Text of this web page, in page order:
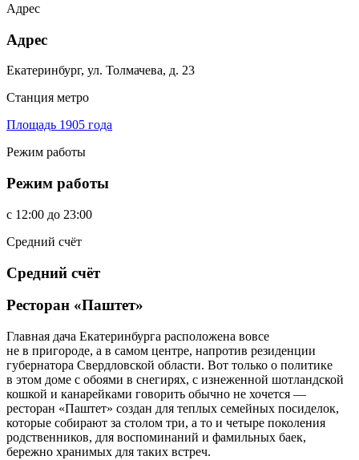
Адрес
Адрес
Екатеринбург, ул. Толмачева, д. 23
Станция метро
Площадь 1905 года
Режим работы
Режим работы
c 12:00 до 23:00
Средний счёт
Средний счёт
Ресторан «Паштет»
Главная дача Екатеринбурга расположена вовсе
не в пригороде, а в самом центре, напротив резиденции
губернатора Свердловской области. Вот только о политике
в этом доме с обоями в снегирях, с изнеженной шотландской
кошкой и канарейками говорить обычно не хочется —
ресторан «Паштет» создан для теплых семейных посиделок,
которые собирают за столом три, а то и четыре поколения
родственников, для воспоминаний и фамильных баек,
бережно хранимых для таких встреч.